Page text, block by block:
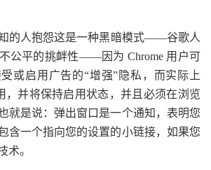
的人抱怨这是一种黑暗模式——谷歌人
公平的挑衅性——因为 Chrome 用户可
或启用广告的“增强”隐私，而实际上
，并将保持启用状态，并且必须在浏览
就是说：弹出窗口是一个通知，表明您
含一个指向您的设置的小链接，如果您
术。